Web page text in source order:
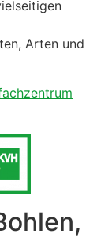
Arten und